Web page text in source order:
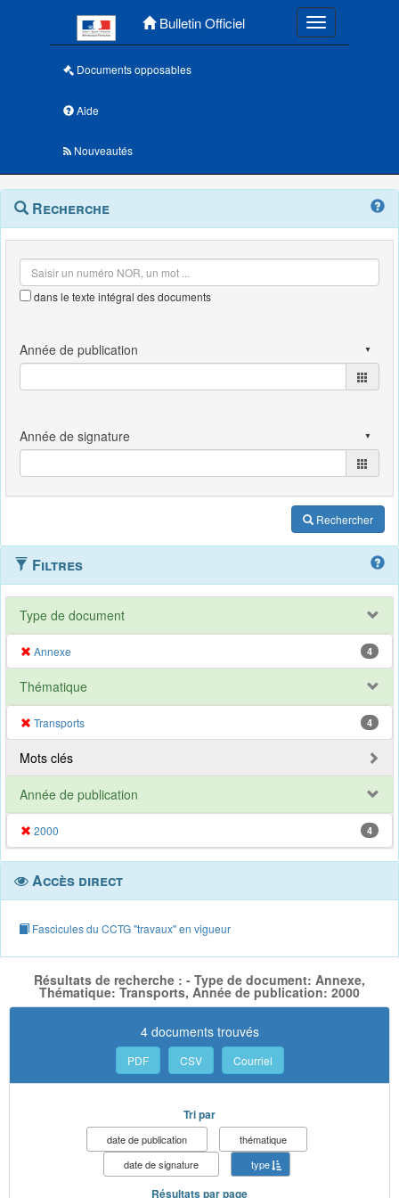
Bulletin Officiel Toggle
Documents opposables
Aide
Nouveautés
Navigation
outils
Menu
contextuel
Recherche
dans le texte intégral des documents
Rechercher
Filtres
Type de document
Annexe 4
Thématique
Transports 4
Mots clés
Année de publication
2000 4
Accès direct
Fascicules du CCTG "travaux" en vigueur
Résultats de recherche : - Type de document: Annexe,
Thématique: Transports, Année de publication: 2000
4 documents trouvés
PDF CSV Courriel
Tri par
date de publication
thématique
date de signature
type
Résultats par page